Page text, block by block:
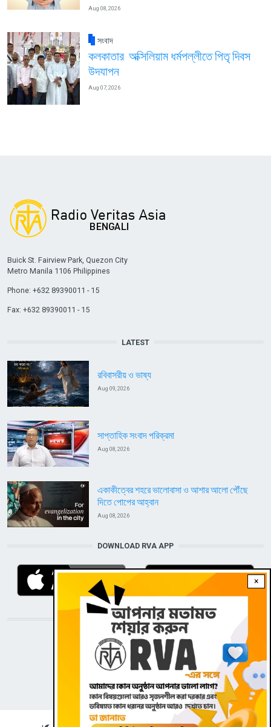
Aug 08, 2026
সংবাদ
কলকাতার অক্সিলিয়াম ধর্মপল্লীতে পিতৃ দিবস
উদযাপন
Aug 07, 2026
×
Buick St. Fairview Park, Quezon City
Metro Manila 1106 Philippines
Phone: +632 89390011 - 15
Fax: +632 89390011 - 15
LATEST
রবিবাসরীয় ও ভাষ্য
Aug 09, 2026
সাপ্তাহিক সংবাদ পরিক্রমা
Aug 08, 2026
একাকীত্বের শহরে ভালোবাসা ও আশার আলো পৌঁছে
দিতে পোপের আহ্বান
Aug 08, 2026
DOWNLOAD RVA APP
STAY CONNECTED WITH US!